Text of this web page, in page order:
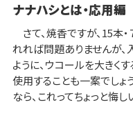
ナナハシとは・応用編
さて、焼香ですが、15本
れれば問題ありませんが、
ように、ウコールを大きく
使用することも一案でしょ
なら、これってちょっと悔